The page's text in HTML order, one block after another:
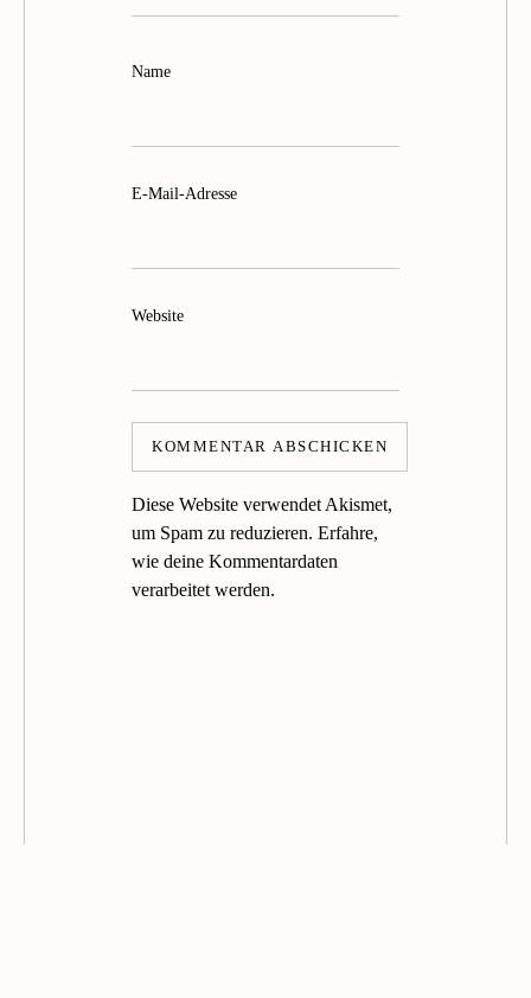
Name
E-Mail-Adresse
Website
Diese Website verwendet Akismet,
um Spam zu reduzieren. Erfahre,
wie deine Kommentardaten
verarbeitet werden.